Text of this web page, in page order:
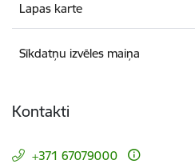
Lapas karte
Sīkdatņu izvēles maiņa
Kontakti
+371 67079000